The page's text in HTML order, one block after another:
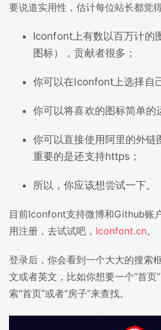
要说道实用性，估计每位站长都觉
Iconfont上有数以百万计的
图标），贡献者很多；
你可以在Iconfont上选择自
你可以将喜欢的图标简单的
你可以直接使用阿里的外链
重要的是还支持https；
所以，你应该想尝试一下。
目前Iconfont支持微博和Github账
用注册，去试试吧， Iconfont.cn。
登录后，你会看到一个大大的搜索
文或者英文，比如你想要一个“首页
索“首页”或者“房子”来查找。